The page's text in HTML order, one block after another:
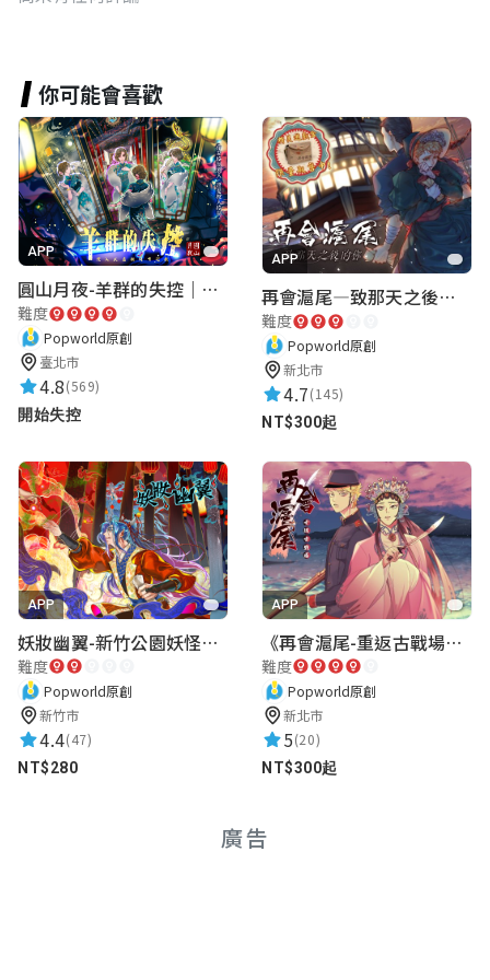
你可能會喜歡
APP
圓山月夜-羊群的失控｜圓山飯店 ARG實境解謎遊戲
難度
Popworld原創
臺北市
4.8(569)
開始失控
APP
再會滬尾—致那天之後的你｜淡水老街實境遊戲｜實體遊戲盒
難度
Popworld原創
新北市
4.7(145)
NT$300起
APP
妖妝幽翼-新竹公園妖怪懸疑事件
難度
Popworld原創
新竹市
4.4(47)
NT$280
APP
《再會滬尾-重返古戰場》｜淡水老街實境遊戲｜實體遊戲盒
難度
Popworld原創
新北市
5(20)
NT$300起
廣告